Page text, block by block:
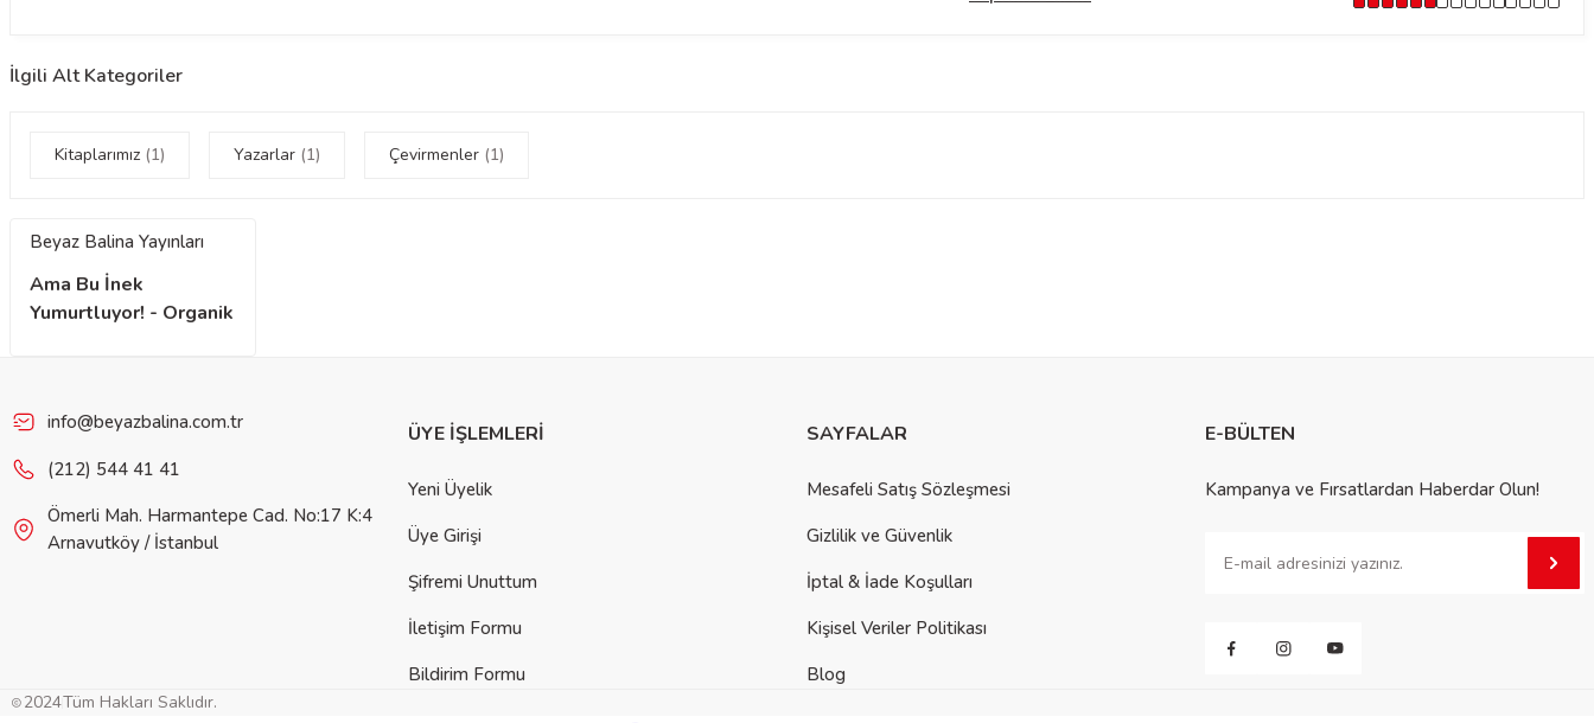
İlgili Alt Kategoriler
Kitaplarımız (1) Yazarlar (1) Çevirmenler (1)
Beyaz Balina Yayınları
Ama Bu İnek
Yumurtluyor! - Organik
info@beyazbalina.com.tr
(212) 544 41 41
Ömerli Mah. Harmantepe Cad. No:17 K:4
Arnavutköy / İstanbul
ÜYE İŞLEMLERİ
Yeni Üyelik
Üye Girişi
Şifremi Unuttum
İletişim Formu
Bildirim Formu
SAYFALAR
Mesafeli Satış Sözleşmesi
Gizlilik ve Güvenlik
İptal & İade Koşulları
Kişisel Veriler Politikası
Blog
E-BÜLTEN
Kampanya ve Fırsatlardan Haberdar Olun!
2024Tüm Hakları Saklıdır.